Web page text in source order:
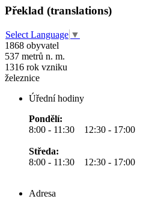
Překlad (translations)
Select Language ▼
1868 obyvatel
537 metrů n. m.
1316 rok vzniku
železnice
Úřední hodiny
Pondělí:
8:00 - 11:30 12:30 - 17:00
Středa:
8:00 - 11:30 12:30 - 17:00
Adresa